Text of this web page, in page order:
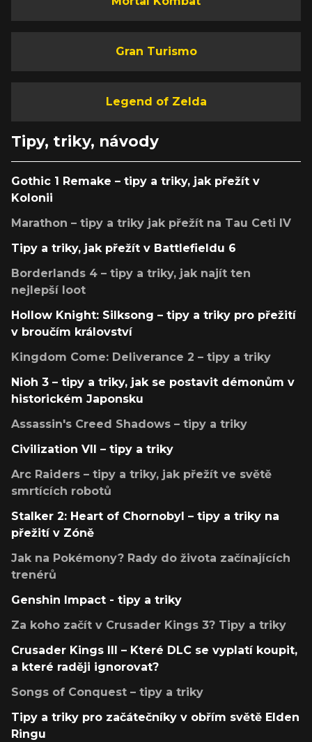
Gran Turismo
Legend of Zelda
Tipy, triky, návody
Gothic 1 Remake – tipy a triky, jak přežít v
Kolonii
Marathon – tipy a triky jak přežít na Tau Ceti IV
Tipy a triky, jak přežít v Battlefieldu 6
Borderlands 4 – tipy a triky, jak najít ten
nejlepší loot
Hollow Knight: Silksong – tipy a triky pro přežití
v broučím království
Kingdom Come: Deliverance 2 – tipy a triky
Nioh 3 – tipy a triky, jak se postavit démonům v
historickém Japonsku
Assassin's Creed Shadows – tipy a triky
Civilization VII – tipy a triky
Arc Raiders – tipy a triky, jak přežít ve světě
smrtících robotů
Stalker 2: Heart of Chornobyl – tipy a triky na
přežití v Zóně
Jak na Pokémony? Rady do života začínajících
trenérů
Genshin Impact - tipy a triky
Za koho začít v Crusader Kings 3? Tipy a triky
Crusader Kings III – Které DLC se vyplatí koupit,
a které raději ignorovat?
Songs of Conquest – tipy a triky
Tipy a triky pro začátečníky v obřím světě Elden
Ringu